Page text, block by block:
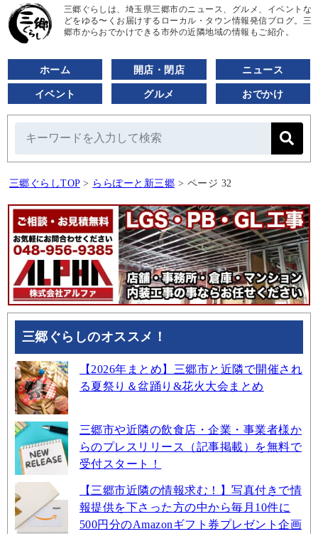
三郷ぐらしは、埼玉県三郷市のニュース、グルメ、イベントな
どをゆる〜くお届けするローカル・タウン情報発信ブログ。三
郷市からおでかけできる市外の近隣地域の情報もご紹介。
ホーム 開店・閉店 ニュース
イベント グルメ おでかけ
三郷ぐらしTOP > ららぽーと新三郷 > ページ 32
三郷ぐらしのオススメ！
【2026年まとめ】三郷市と近隣で開催され
る夏祭り＆盆踊り&花火大会まとめ
三郷市や近隣の飲食店・企業・事業者様か
らのプレスリリース（記事掲載）を無料で
受付スタート！
【三郷市近隣の情報求む！】写真付きで情
報提供を下さった方の中から毎月10件に
500円分のAmazonギフト券プレゼント企画